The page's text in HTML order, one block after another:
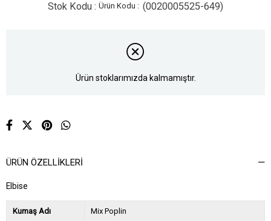
Stok Kodu (0020005525-649)
Ürün stoklarımızda kalmamıştır.
ÜRÜN ÖZELLIKLERI
Elbise
Kumaş Adı Mix Poplin